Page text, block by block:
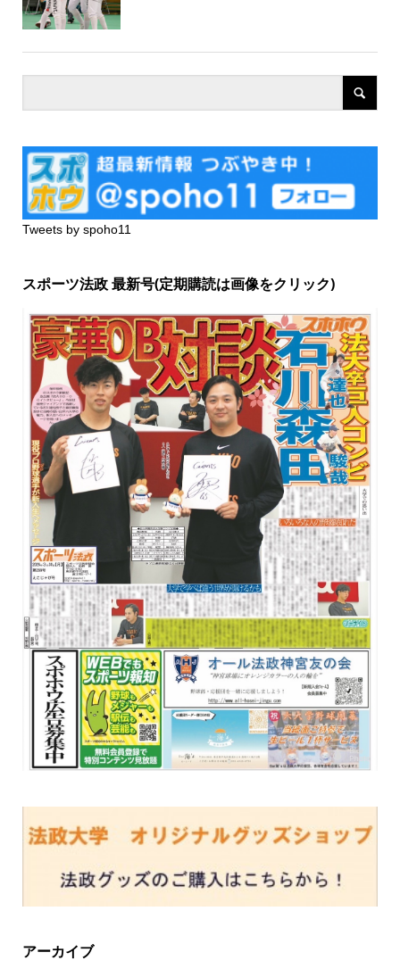
Tweets by spoho11
スポーツ法政 最新号(定期購読は画像をクリック)
アーカイブ